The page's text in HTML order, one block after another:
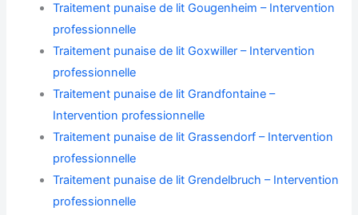
Traitement punaise de lit Gougenheim – Intervention
professionnelle
Traitement punaise de lit Goxwiller – Intervention
professionnelle
Traitement punaise de lit Grandfontaine –
Intervention professionnelle
Traitement punaise de lit Grassendorf – Intervention
professionnelle
Traitement punaise de lit Grendelbruch – Intervention
professionnelle